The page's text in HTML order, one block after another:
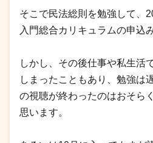
そこで民法総則を勉強して、
入門総合カリキュラムの申込
しかし、その後仕事や私生活
しまったこともあり、勉強は
の視聴が終わったのはおそら
思います。